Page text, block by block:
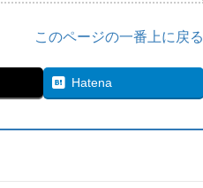
このページの一番上に戻る
Hatena